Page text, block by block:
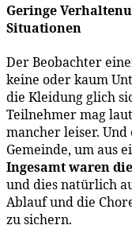
Geringe
Situationen
Der Beobachter
keine oder kaum
die Kleidung glich
Teilnehmer mag
mancher leiser.
Gemeinde, um aus
Ingesamt waren
und dies natürlich
Ablauf und die
zu sichern.